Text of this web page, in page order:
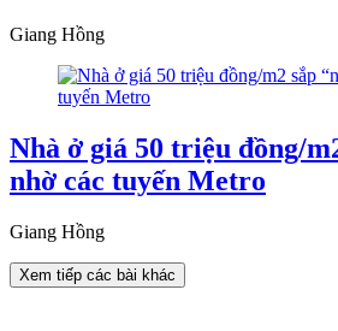
Giang Hồng
Nhà ở giá 50 triệu đồng/
nhờ các tuyến Metro
Giang Hồng
Xem tiếp các bài khác